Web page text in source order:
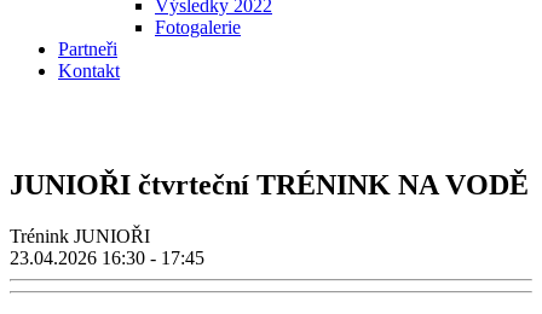
Výsledky 2022
Fotogalerie
Partneři
Kontakt
JUNIOŘI čtvrteční TRÉNINK NA VODĚ
Trénink JUNIOŘI
23.04.2026 16:30 - 17:45